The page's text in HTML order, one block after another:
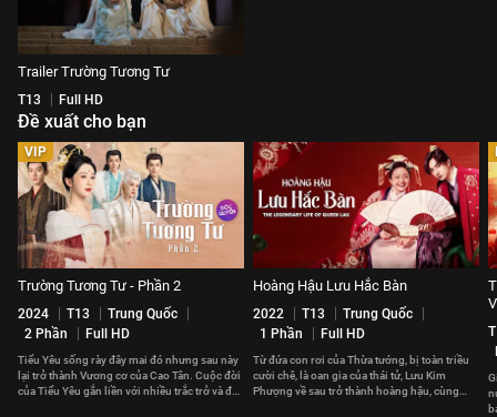
Trailer Trường Tương Tư
T13 Full HD
Đề xuất cho bạn
VIP
Trường Tương Tư - Phần 2
2024 T13
Trung Quốc
2 Phần
Full HD
Tiểu Yêu sống rày đây mai đó nhưng sau này
lại trở thành Vương cơ của Cao Tân. Cuộc đời
của Tiểu Yêu gắn liền với nhiều trắc trở và đau
Hoàng Hậu Lưu Hắc Bàn
2022 T13
Trung Quốc
1 Phần
Full HD
Từ đứa con rơi của Thừa tướng, bị toàn triều
cười chê, là oan gia của thái tử, Lưu Kim
Phượng về sau trở thành hoàng hậu, cùng